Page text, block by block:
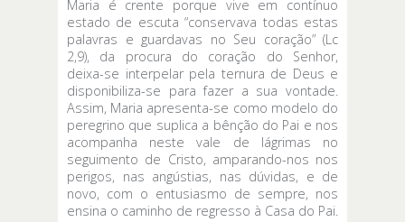
Maria é crente porque vive em contínuo
estado de escuta “conservava todas estas
palavras e guardavas no Seu coração” (Lc
2,9), da procura do coração do Senhor,
deixa-se interpelar pela ternura de Deus e
disponibiliza-se para fazer a sua vontade.
Assim, Maria apresenta-se como modelo do
peregrino que suplica a bênção do Pai e nos
acompanha neste vale de lágrimas no
seguimento de Cristo, amparando-nos nos
perigos, nas angústias, nas dúvidas, e de
novo, com o entusiasmo de sempre, nos
ensina o caminho de regresso à Casa do Pai.